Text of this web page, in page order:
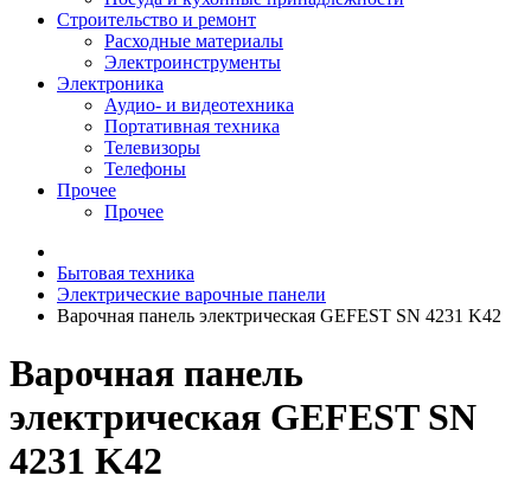
Строительство и ремонт
Расходные материалы
Электроинструменты
Электроника
Аудио- и видеотехника
Портативная техника
Телевизоры
Телефоны
Прочее
Прочее
Бытовая техника
Электрические варочные панели
Варочная панель электрическая GEFEST SN 4231 K42
Варочная панель
электрическая GEFEST SN
4231 K42